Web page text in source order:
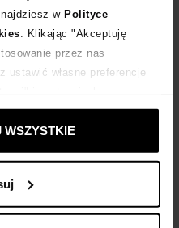
w Polityce
. Klikając "Akceptuję
przez nas
własne preferencje
WSZYSTKIE